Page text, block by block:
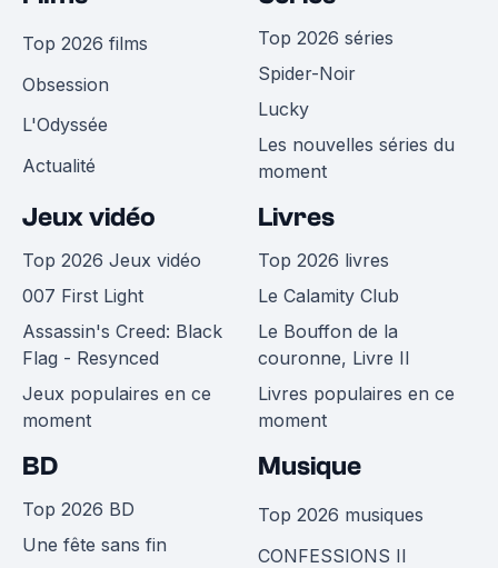
Top 2026 films
Obsession
L'Odyssée
Actualité
Top 2026 séries
Spider-Noir
Lucky
Les nouvelles séries du
moment
Jeux vidéo
Top 2026 Jeux vidéo
007 First Light
Assassin's Creed: Black
Flag - Resynced
Jeux populaires en ce
moment
Livres
Top 2026 livres
Le Calamity Club
Le Bouffon de la
couronne, Livre II
Livres populaires en ce
moment
BD
Top 2026 BD
Une fête sans fin
Musique
Top 2026 musiques
CONFESSIONS II